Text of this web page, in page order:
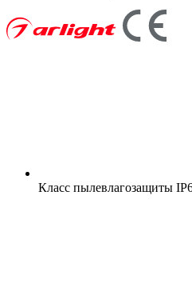
Класс пылевлагозащиты